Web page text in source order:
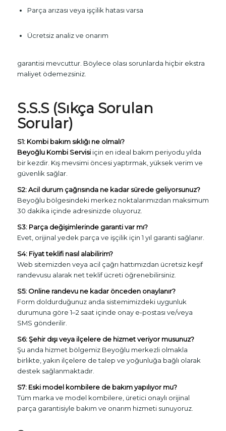
Parça arızası veya işçilik hatası varsa
Ücretsiz analiz ve onarım
garantisi mevcuttur. Böylece olası sorunlarda hiçbir ekstra
maliyet ödemezsiniz.
S.S.S (Sıkça Sorulan
Sorular)
S1: Kombi bakım sıklığı ne olmalı?
Beyoğlu Kombi Servisi için en ideal bakım periyodu yılda
bir kezdir. Kış mevsimi öncesi yaptırmak, yüksek verim ve
güvenlik sağlar.
S2: Acil durum çağrısında ne kadar sürede geliyorsunuz?
Beyoğlu bölgesindeki merkez noktalarımızdan maksimum
30 dakika içinde adresinizde oluyoruz.
S3: Parça değişimlerinde garanti var mı?
Evet, orijinal yedek parça ve işçilik için 1 yıl garanti sağlanır.
S4: Fiyat teklifi nasıl alabilirim?
Web sitemizden veya acil çağrı hattımızdan ücretsiz keşif
randevusu alarak net teklif ücreti öğrenebilirsiniz.
S5: Online randevu ne kadar önceden onaylanır?
Form doldurduğunuz anda sistemimizdeki uygunluk
durumuna göre 1–2 saat içinde onay e-postası ve/veya
SMS gönderilir.
S6: Şehir dışı veya ilçelere de hizmet veriyor musunuz?
Şu anda hizmet bölgemiz Beyoğlu merkezli olmakla
birlikte, yakın ilçelere de talep ve yoğunluğa bağlı olarak
destek sağlanmaktadır.
S7: Eski model kombilere de bakım yapılıyor mu?
Tüm marka ve model kombilere, üretici onaylı orijinal
parça garantisiyle bakım ve onarım hizmeti sunuyoruz.